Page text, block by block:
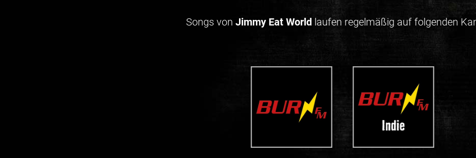
Songs von Jimmy Eat World laufen regelmäßig auf folgenden